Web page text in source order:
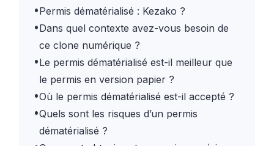
•Permis dématérialisé : Kezako ?
•Dans quel contexte avez-vous besoin de
ce clone numérique ?
•Le permis dématérialisé est-il meilleur que
le permis en version papier ?
•Où le permis dématérialisé est-il accepté ?
•Quels sont les risques d’un permis
dématérialisé ?